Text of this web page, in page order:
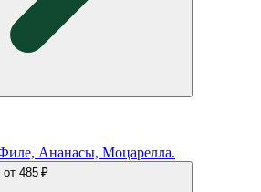
Ананасы, Моцарелла.
от 485 ₽